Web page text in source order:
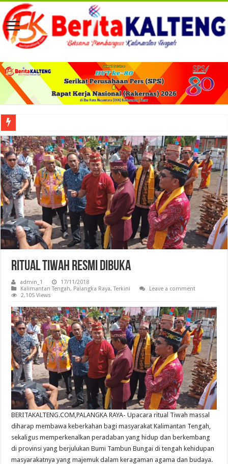
Viral! Selama Dua Bulan Lebih Siltap Serta Tunjangan Pemdes dan BPD di
Ritual Tiwah Resmi Dibuka
admin_1
17/11/2018
Kalimantan Tengah, Palangka Raya,Terkini
Leave a comment
2,105 Views
BERITAKALTENG.COM,PALANGKA RAYA- Upacara ritual Tiwah massal
diharap membawa keberkahan bagi masyarakat Kalimantan Tengah,
sekaligus memperkenalkan peradaban yang hidup dan berkembang
di provinsi yang berjulukan Bumi Tambun Bungai di tengah kehidupan
masyarakatnya yang majemuk dalam keragaman agama dan budaya.